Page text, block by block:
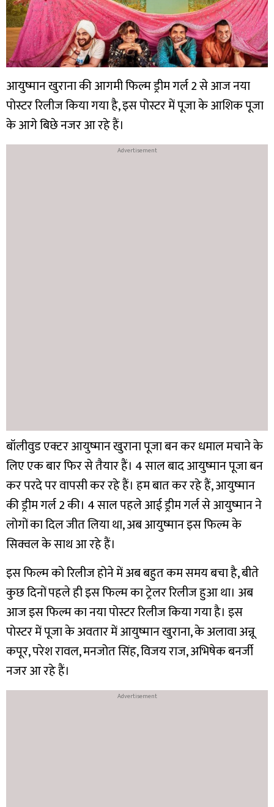
आयुष्मान खुराना की आगमी फिल्म ड्रीम गर्ल 2 से आज नया
पोस्टर रिलीज किया गया है, इस पोस्टर में पूजा के आशिक पूजा
के आगे बिछे नजर आ रहे हैं।
बॉलीवुड एक्टर आयुष्मान खुराना पूजा बन कर धमाल मचाने के
लिए एक बार फिर से तैयार हैं। 4 साल बाद आयुष्मान पूजा बन
कर परदे पर वापसी कर रहे हैं। हम बात कर रहे हैं, आयुष्मान
की ड्रीम गर्ल 2 की। 4 साल पहले आई ड्रीम गर्ल से आयुष्मान ने
लोगों का दिल जीत लिया था, अब आयुष्मान इस फिल्म के
सिक्वल के साथ आ रहे हैं।
इस फिल्म को रिलीज होने में अब बहुत कम समय बचा है, बीते
कुछ दिनों पहले ही इस फिल्म का ट्रेलर रिलीज हुआ था। अब
आज इस फिल्म का नया पोस्टर रिलीज किया गया है। इस
पोस्टर में पूजा के अवतार में आयुष्मान खुराना, के अलावा अन्नू
कपूर, परेश रावल, मनजोत सिंह, विजय राज, अभिषेक बनर्जी
नजर आ रहे हैं।